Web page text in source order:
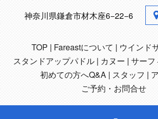
神奈川県鎌倉市材木座6−22−6
TOP Fareastについて
ウインド
スタンドアップパドル
カヌー サーフ
初めての方へQ&A スタッフ
ご予約・お問合せ